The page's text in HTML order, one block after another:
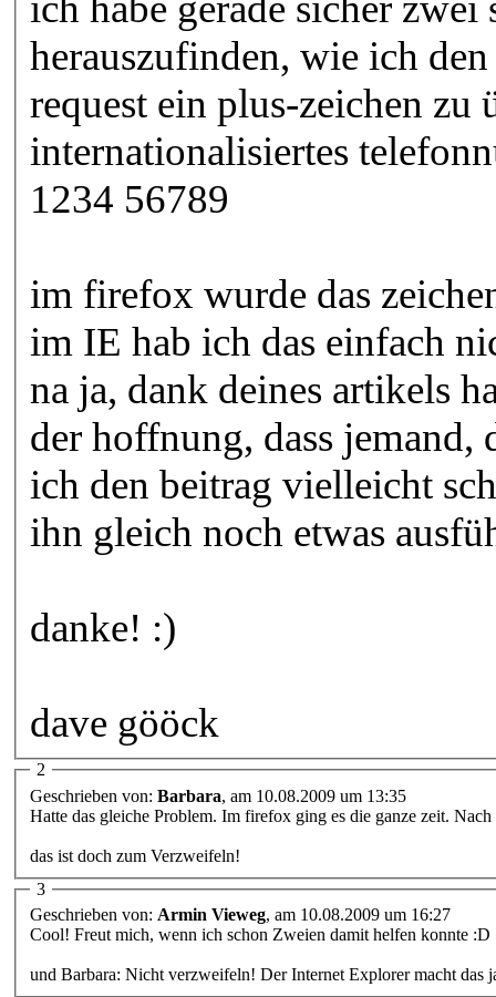
herauszufinden, wie ich
request ein plus-zeichen zu
internationalisiertes
1234 56789
im firefox wurde das
im IE hab ich das einfach
na ja, dank deines artikels
der hoffnung, dass
ich den beitrag vielleicht
ihn gleich noch etwas
danke! :)
dave gööck
2
Geschrieben von: Barbara, am 10.08.2009 um 13:35
Hatte das gleiche Problem. Im firefox ging es die ganze zeit.
das ist doch zum Verzweifeln!
3
Geschrieben von: Armin Vieweg, am 10.08.2009 um 16:27
Cool! Freut mich, wenn ich schon Zweien damit helfen konnte :D
und Barbara: Nicht verzweifeln! Der Internet Explorer macht das